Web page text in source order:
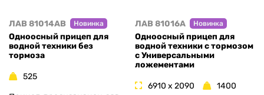
ЛАВ 81014AB Новинка
Одноосный прицеп для
водной техники без
тормоза
525
ЛАВ 81016A Новинка
Одноосный прицеп для
водной техники с тормозом
с Универсальными
ложементами
6910 x 2090 1400